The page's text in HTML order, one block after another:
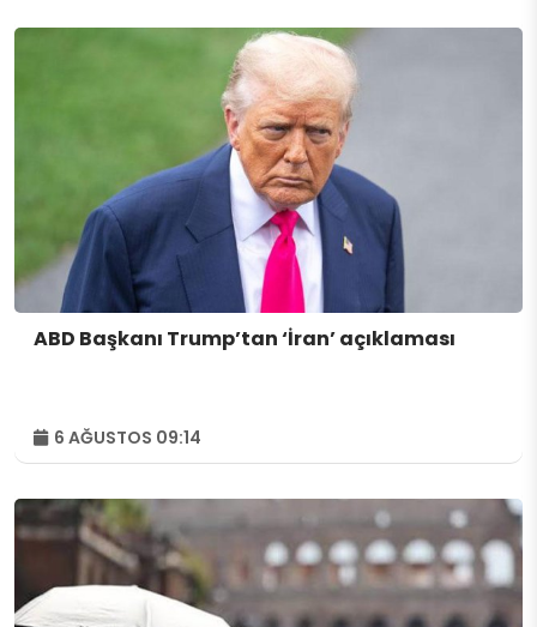
ABD Başkanı Trump’tan ‘İran’ açıklaması
6 AĞUSTOS 09:14